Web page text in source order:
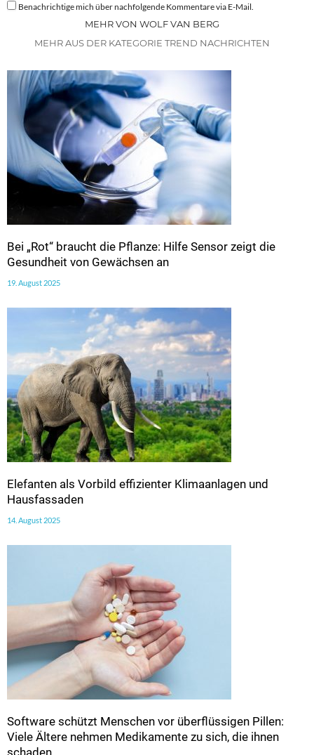
Benachrichtige mich über nachfolgende Kommentare via E-Mail.
MEHR VON WOLF VAN BERG
MEHR AUS DER KATEGORIE TREND NACHRICHTEN
Bei „Rot“ braucht die Pflanze: Hilfe Sensor zeigt die
Gesundheit von Gewächsen an
19. August 2025
Elefanten als Vorbild effizienter Klimaanlagen und
Hausfassaden
14. August 2025
Software schützt Menschen vor überflüssigen Pillen:
Viele Ältere nehmen Medikamente zu sich, die ihnen
schaden